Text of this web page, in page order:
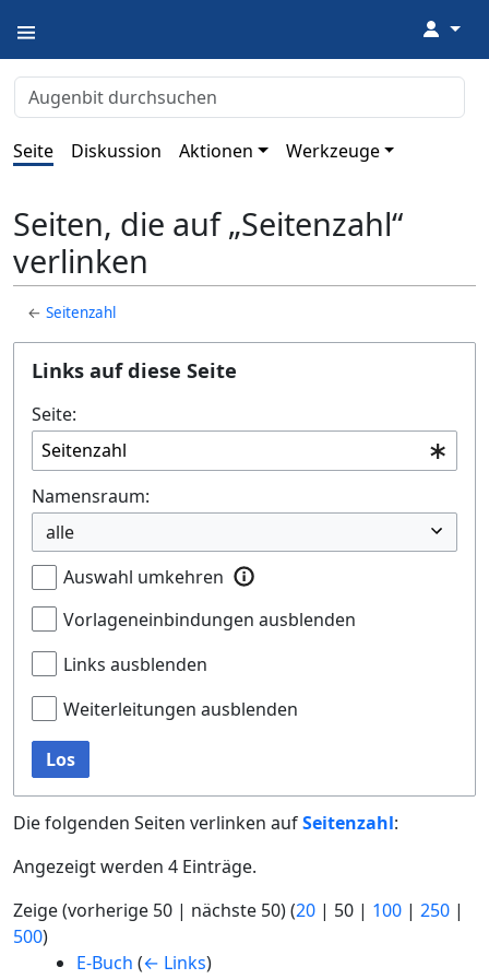
↓
Seite Diskussion Aktionen Werkzeuge
Seiten, die auf „Seitenzahl“
verlinken
←Seitenzahl
Links auf diese Seite
Seite:
Namensraum:
Auswahl umkehren
Vorlageneinbindungen ausblenden
Links ausblenden
Weiterleitungen ausblenden
Los
Die folgenden Seiten verlinken aufSeitenzahl:
Angezeigt werden 4 Einträge.
Zeige (vorherige 50 | nächste 50) (20 | 50 | 100 | 250 |
500)
E-Buch (← Links)